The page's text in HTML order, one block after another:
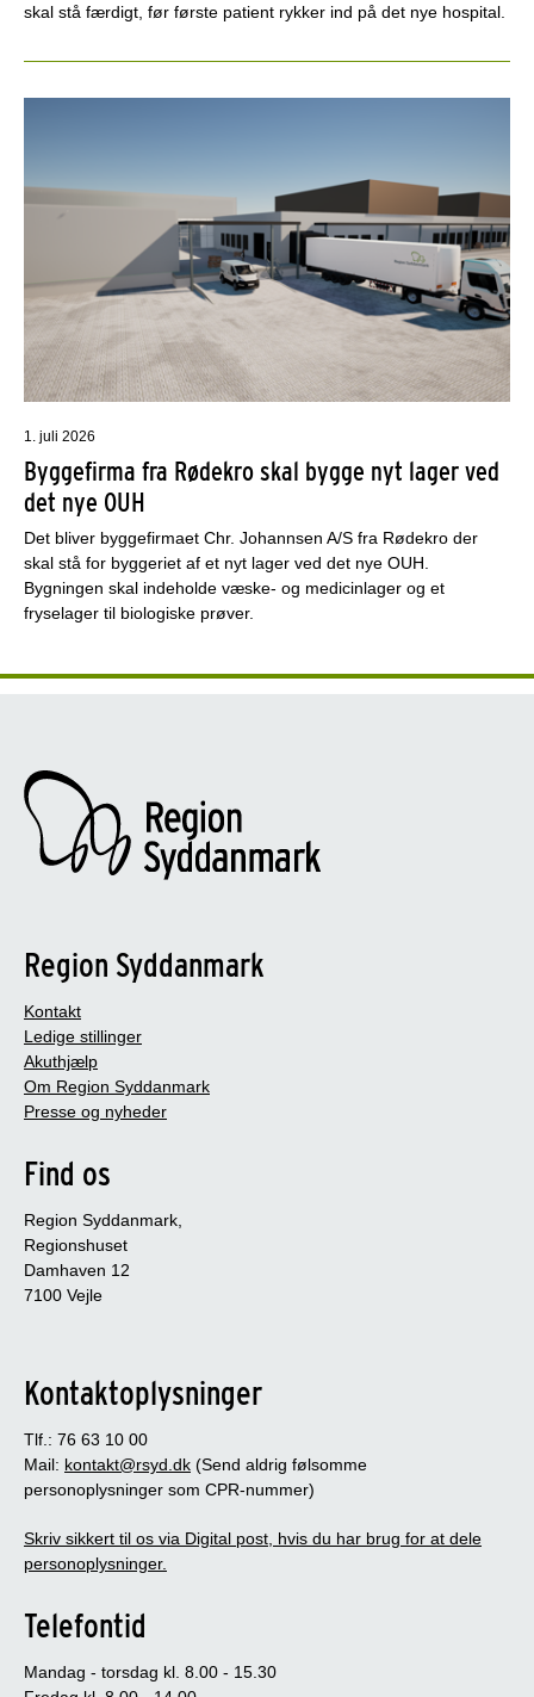
skal stå færdigt, før første patient rykker ind på det nye hospital.
1. juli 2026
Byggefirma fra Rødekro skal bygge nyt lager ved
det nye OUH
Det bliver byggefirmaet Chr. Johannsen A/S fra Rødekro der
skal stå for byggeriet af et nyt lager ved det nye OUH.
Bygningen skal indeholde væske- og medicinlager og et
fryselager til biologiske prøver.
Region Syddanmark
Kontakt
Ledige stillinger
Akuthjælp
Om Region Syddanmark
Presse og nyheder
Find os
Region Syddanmark,
Regionshuset
Damhaven 12
7100 Vejle
Kontaktoplysninger
Tlf.: 76 63 10 00
Mail: kontakt@rsyd.dk (Send aldrig følsomme
personoplysninger som CPR-nummer)
Skriv sikkert til os via Digital post, hvis du har brug for at dele
personoplysninger.
Telefontid
Mandag - torsdag kl. 8.00 - 15.30